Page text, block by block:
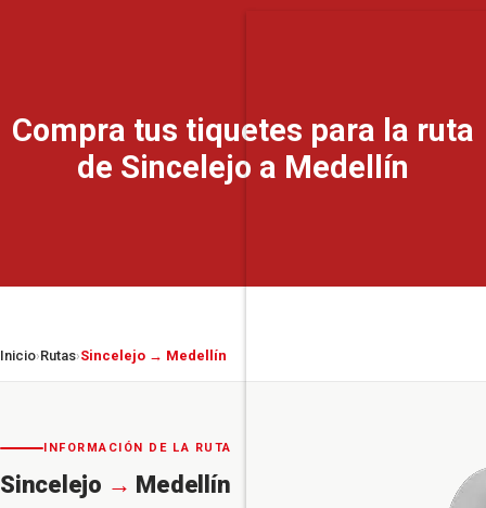
Compra tus tiquetes para la ruta
de Sincelejo a Medellín
Inicio›Rutas›Sincelejo → Medellín
INFORMACIÓN DE LA RUTA
Sincelejo → Medellín